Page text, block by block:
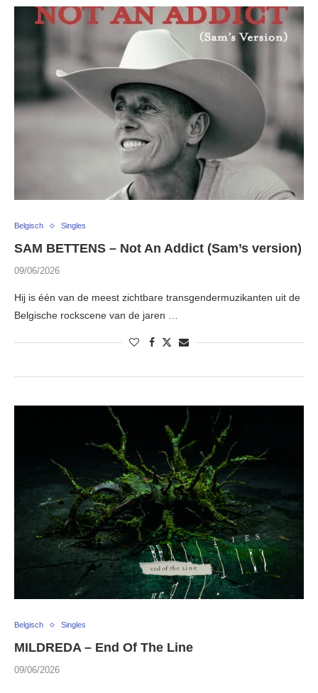
Belgisch Singles
SAM BETTENS – Not An Addict (Sam’s version)
09/06/2026
Hij is één van de meest zichtbare transgendermuzikanten uit de
Belgische rockscene van de jaren …
Belgisch Singles
MILDREDA – End Of The Line
09/06/2026